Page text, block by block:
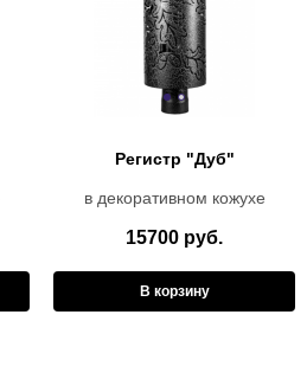
Регистр "Дуб"
в декоративном кожухе
15700 руб.
В корзину